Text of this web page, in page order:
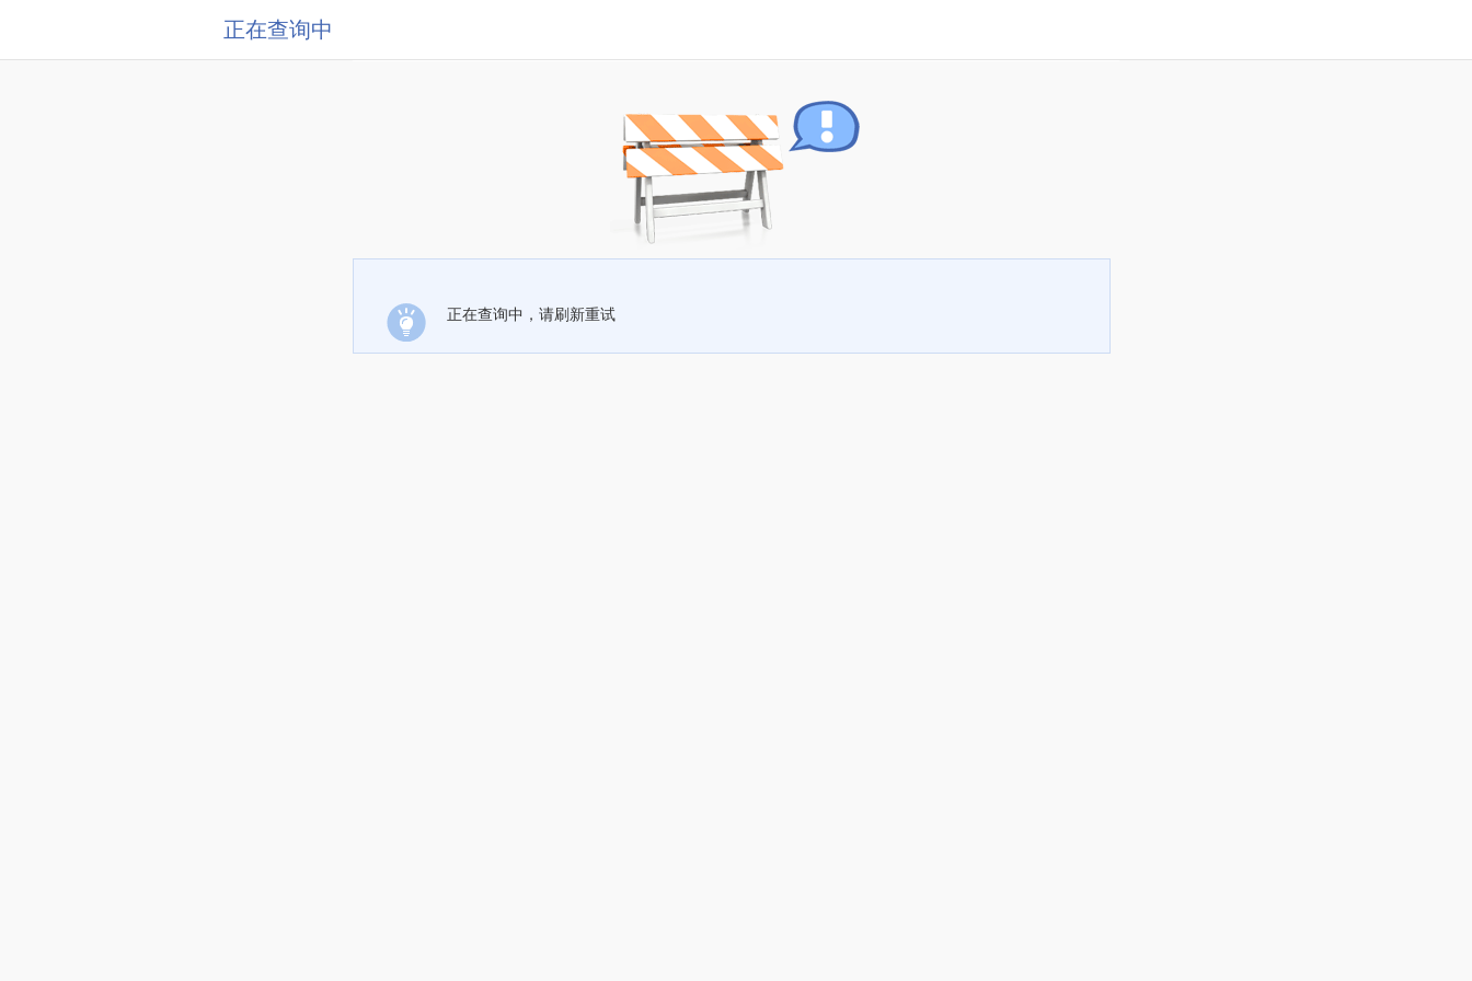
正在查询中
正在查询中，请刷新重试